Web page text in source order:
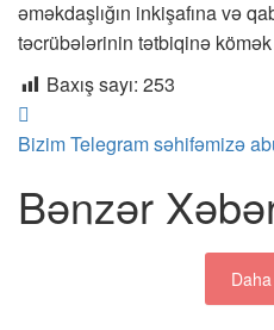
əməkdaşlığın inkişafına və
təcrübələrinin tətbiqinə
Baxış sayı: 253
Bizim Telegram səhifəmizə
Bənzər